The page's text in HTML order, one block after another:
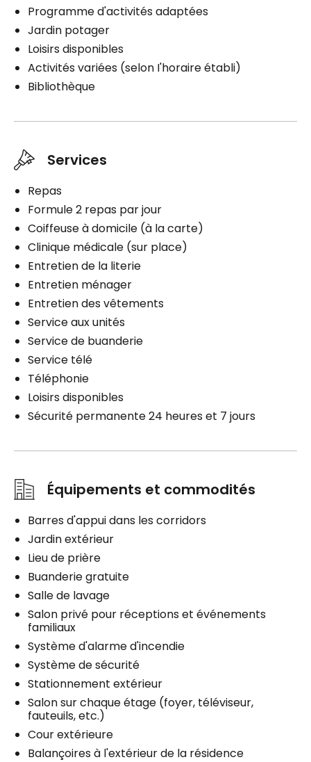
Programme d'activités adaptées
Jardin potager
Loisirs disponibles
Activités variées (selon I'horaire établi)
Bibliothèque
Services
Repas
Formule 2 repas par jour
Coiffeuse à domicile (à la carte)
Clinique médicale (sur place)
Entretien de la literie
Entretien ménager
Entretien des vêtements
Service aux unités
Service de buanderie
Service télé
Téléphonie
Loisirs disponibles
Sécurité permanente 24 heures et 7 jours
Équipements et commodités
Barres d'appui dans les corridors
Jardin extérieur
Lieu de prière
Buanderie gratuite
Salle de lavage
Salon privé pour réceptions et événements
familiaux
Système d'alarme d'incendie
Système de sécurité
Stationnement extérieur
Salon sur chaque étage (foyer, téléviseur,
fauteuils, etc.)
Cour extérieure
Balançoires à l'extérieur de la résidence